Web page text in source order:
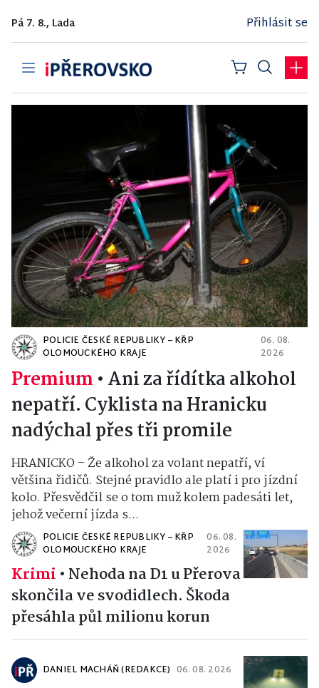
Pá 7. 8., Lada Přihlásit se
POLICIE ČESKÉ REPUBLIKY – KŘP
OLOMOUCKÉHO KRAJE
06. 08.
2026
Premium • Ani za řídítka alkohol
nepatří. Cyklista na Hranicku
nadýchal přes tři promile
HRANICKO – Že alkohol za volant nepatří, ví
většina řidičů. Stejné pravidlo ale platí i pro jízdní
kolo. Přesvědčil se o tom muž kolem padesáti let,
jehož večerní jízda s...
POLICIE ČESKÉ REPUBLIKY – KŘP
OLOMOUCKÉHO KRAJE
06. 08.
2026
Krimi • Nehoda na D1 u Přerova
skončila ve svodidlech. Škoda
přesáhla půl milionu korun
DANIEL MACHÁŇ (REDAKCE) 06. 08. 2026